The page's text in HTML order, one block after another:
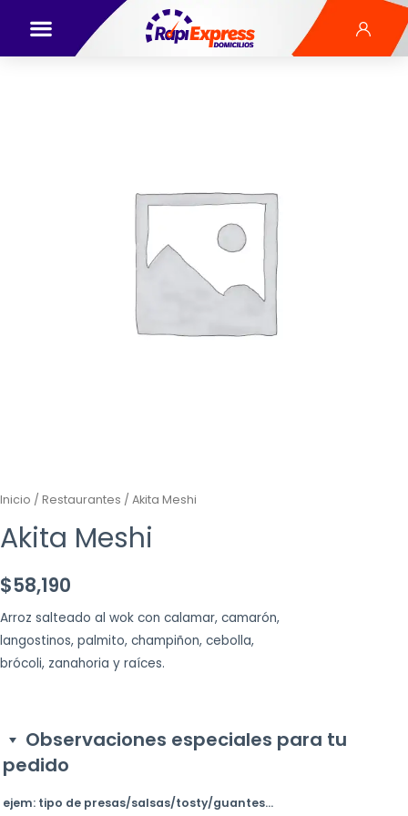
Inicio / Restaurantes / Akita Meshi
Akita Meshi
$58,190
Arroz salteado al wok con calamar, camarón,
langostinos, palmito, champiñon, cebolla,
brócoli, zanahoria y raíces.
Observaciones especiales para tu
pedido
ejem: tipo de presas/salsas/tosty/guantes...